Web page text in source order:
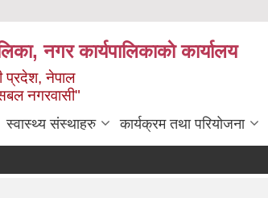
नगर कार्यपालिकाकाे कार्यालय
प्रदेश, नेपाल
नगरवासी"
स्वास्थ्य संस्थाहरु कार्यक्रम तथा परियोजना